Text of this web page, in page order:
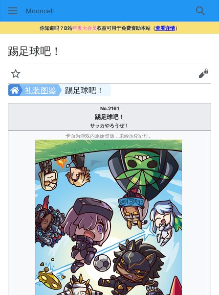
Mooncell 搜索
你知道吗？B站年度大会员权益可用于免费资助本站（查看详情）
踢足球吧！
监视 查看
踢足球吧！
礼装图鉴
No.2161
踢足球吧！
サッカやろうぜ！
卡面为游戏内原始资源，未经压缩处理。